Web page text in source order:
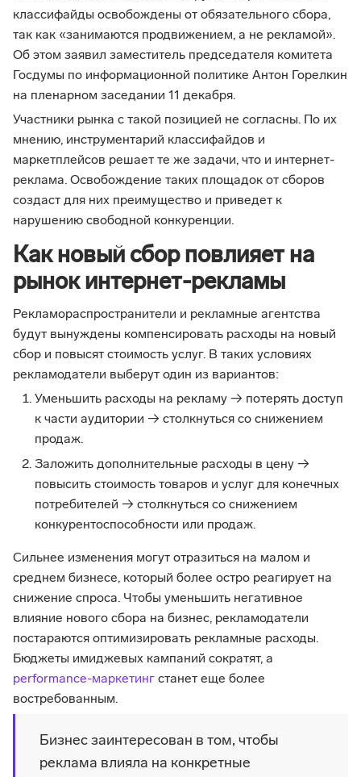
классифайды освобождены от обязательного сбора,
так как «занимаются продвижением, а не рекламой».
Об этом заявил заместитель председателя комитета
Госдумы по информационной политике Антон Горелкин
на пленарном заседании 11 декабря.
Участники рынка с такой позицией не согласны. По их
мнению, инструментарий классифайдов и
маркетплейсов решает те же задачи, что и интернет-
реклама. Освобождение таких площадок от сборов
создаст для них преимущество и приведет к
нарушению свободной конкуренции.
Как новый сбор повлияет на
рынок интернет-рекламы
Рекламораспространители и рекламные агентства
будут вынуждены компенсировать расходы на новый
сбор и повысят стоимость услуг. В таких условиях
рекламодатели выберут один из вариантов:
Уменьшить расходы на рекламу → потерять доступ
к части аудитории → столкнуться со снижением
продаж.
Заложить дополнительные расходы в цену →
повысить стоимость товаров и услуг для конечных
потребителей → столкнуться со снижением
конкурентоспособности или продаж.
Сильнее изменения могут отразиться на малом и
среднем бизнесе, который более остро реагирует на
снижение спроса. Чтобы уменьшить негативное
влияние нового сбора на бизнес, рекламодатели
постараются оптимизировать рекламные расходы.
Бюджеты имиджевых кампаний сократят, а
performance-маркетинг станет еще более
востребованным.
Бизнес заинтересован в том, чтобы
реклама влияла на конкретные